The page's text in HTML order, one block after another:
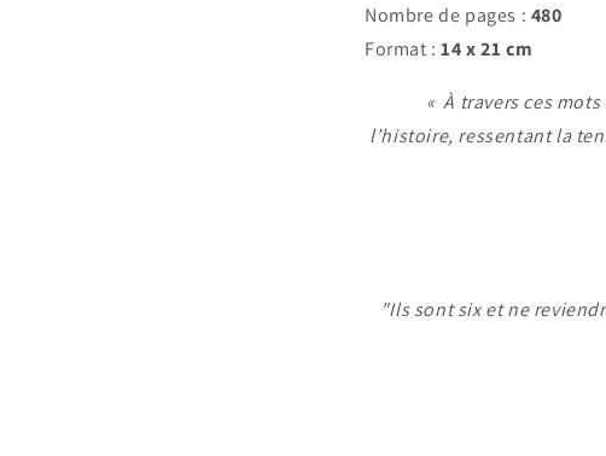
Nombre de pages : 480
Format : 14 x 21 cm
« À travers ces
l’histoire, ressentant la
"Ils sont six et ne